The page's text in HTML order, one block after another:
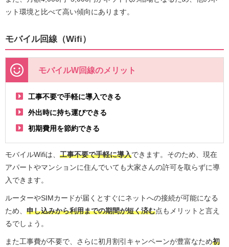
ット環境と比べて高い傾向にあります。
モバイル回線（Wifi）
モバイルW回線のメリット
工事不要で手軽に導入できる
外出時に持ち運びできる
初期費用を節約できる
モバイルWifiは、 工事不要で手軽に導入できます。そのため、現在
アパートやマンションに住んでいても大家さんの許可を取らずに導
入できます。
ルーターやSIMカードが届くとすぐにネットへの接続が可能になる
ため、 申し込みから利用までの期間が短く済む点もメリットと言え
るでしょう。
また工事費が不要で、さらに初月割引キャンペーンが豊富なため初